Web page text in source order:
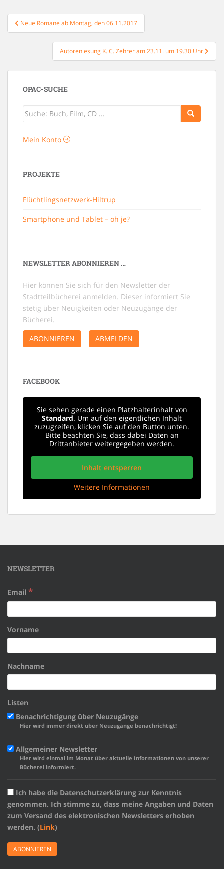
Beitragsnavigation
Neue Romane ab Montag, den 06.11.2017
Autorenlesung K. C. Zehrer am 23.11. um 19.30 Uhr
OPAC-SUCHE
Mein Konto
PROJEKTE
Flüchtlingsnetzwerk-Hiltrup
Smartphone und Tablet – oh je?
NEWSLETTER ABONNIEREN …
Hier können Sie sich für den Newsletter der
Stadtteilbücherei anmelden. Dieser informiert Sie
stetig über Neuigkeiten oder Neuzugänge der
Bücherei.
ABONNIEREN
ABMELDEN
FACEBOOK
Sie sehen gerade einen Platzhalterinhalt von
Standard. Um auf den eigentlichen Inhalt
zuzugreifen, klicken Sie auf den Button unten.
Bitte beachten Sie, dass dabei Daten an
Drittanbieter weitergegeben werden.
Inhalt entsperren
Weitere Informationen
NEWSLETTER
Email *
Vorname
Nachname
Listen
Benachrichtigung über Neuzugänge
Hier wird immer direkt über Neuzugänge benachrichtigt!
Allgemeiner Newsletter
Hier wird einmal im Monat über aktuelle Informationen von unserer
Bücherei informiert.
Ich habe die Datenschutzerklärung zur Kenntnis
genommen. Ich stimme zu, dass meine Angaben und Daten
zum Versand des elektronischen Newsletters erhoben
werden. (Link)